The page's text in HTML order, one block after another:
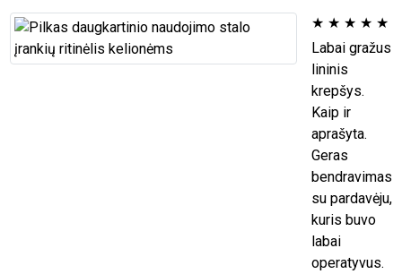
★ ★ ★ ★ ★
Labai gražus
lininis
krepšys.
Kaip ir
aprašyta.
Geras
bendravimas
su pardavėju,
kuris buvo
labai
operatyvus.